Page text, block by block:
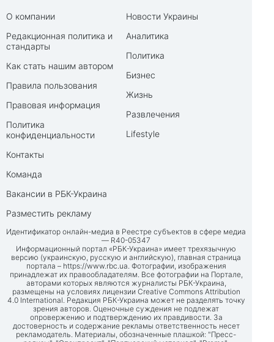
О компании
Редакционная политика и
стандарты
Как стать нашим автором
Правила пользования
Правовая информация
Политика
конфиденциальности
Контакты
Команда
Вакансии в РБК-Украина
Разместить рекламу
Новости Украины
Аналитика
Политика
Бизнес
Жизнь
Развлечения
Lifestyle
Идентификатор онлайн-медиа в Реестре субъектов в сфере медиа
— R40-05347
Информационный портал «РБК-Украина» имеет трехязычную
версию (украинскую, русскую и английскую), главная страница
портала – https://www.rbc.ua. Фотографии, изображения
принадлежат их правообладателям. Все фотографии на Портале,
авторами которых являются журналисты РБК-Украина,
размещены на условиях лицензии Creative Commons Attribution
4.0 International. Редакция РБК-Украина может не разделять точку
зрения авторов. Оценочные суждения не подлежат
опровержению и подтверждению их правдивости. За
достоверность и содержание рекламы ответственность несет
рекламодатель. Материалы, обозначенные плашкой: "Пресс-